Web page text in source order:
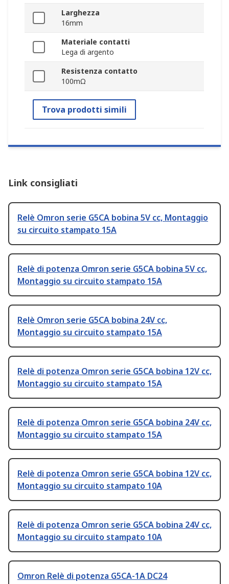
Larghezza
16mm
Materiale contatti
Lega di argento
Resistenza contatto
100mΩ
Trova prodotti simili
Link consigliati
Relè Omron serie G5CA bobina 5V cc, Montaggio
su circuito stampato 15A
Relè di potenza Omron serie G5CA bobina 5V cc,
Montaggio su circuito stampato 15A
Relè Omron serie G5CA bobina 24V cc,
Montaggio su circuito stampato 15A
Relè di potenza Omron serie G5CA bobina 12V cc,
Montaggio su circuito stampato 15A
Relè di potenza Omron serie G5CA bobina 24V cc,
Montaggio su circuito stampato 15A
Relè di potenza Omron serie G5CA bobina 12V cc,
Montaggio su circuito stampato 10A
Relè di potenza Omron serie G5CA bobina 24V cc,
Montaggio su circuito stampato 10A
Omron Relè di potenza G5CA-1A DC24